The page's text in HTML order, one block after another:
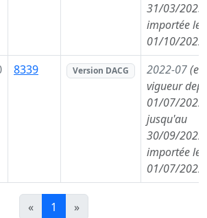
31/03/2023,
importée le
01/10/2022)
8339 Version DACG 2022-07(en
vigueur
01/07/2022,
jusqu'au
30/09/2022,
importée le
01/07/2022)
« 1 »